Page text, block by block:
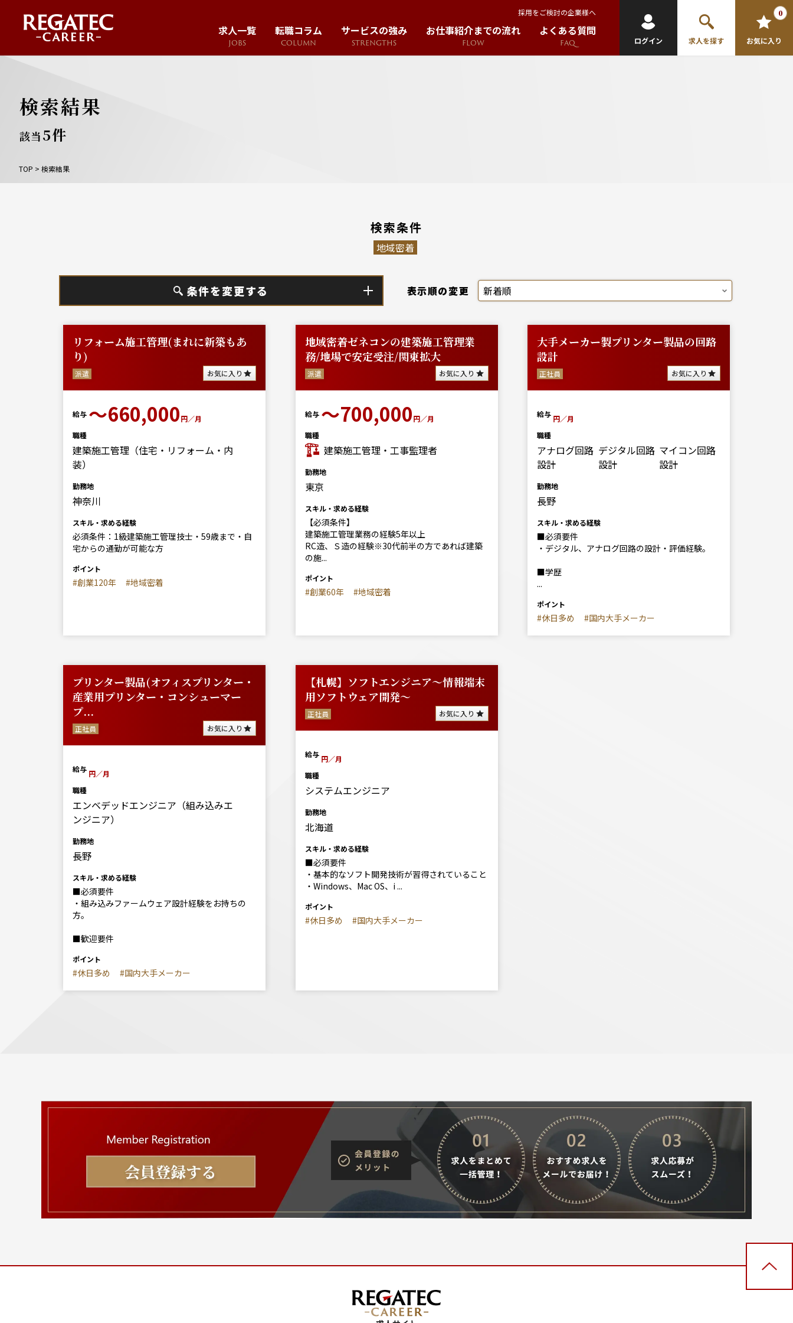
採用をご検討の企業様へ
求人一覧
JOBS
転職コラム
COLUMN
サービスの強み
STRENGTHS
お仕事紹介までの流れ
FLOW
よくある質問
FAQ ログイン 求人を探す お気に入り
0
検索結果
該当5件
TOP > 検索結果
検索条件
地域密着
条件を変更する 表示順の変更
リフォーム施工管理(まれに新築もあ
り)
派遣 お気に入り
給与 〜660,000円／月
職種
建築施工管理（住宅・リフォーム・内
装）
勤務地
神奈川
スキル・求める経験
必須条件：1級建築施工管理技士・59歳まで・自
宅からの通勤が可能な方
ポイント
#創業120年 #地域密着
地域密着ゼネコンの建築施工管理業
務/地場で安定受注/関東拡大
派遣 お気に入り
給与 〜700,000円／月
職種
建築施工管理・工事監理者
勤務地
東京
スキル・求める経験
【必須条件】
建築施工管理業務の経験5年以上
RC造、Ｓ造の経験※30代前半の方であれば建築
の施...
ポイント
#創業60年 #地域密着
大手メーカー製プリンター製品の回路
設計
正社員 お気に入り
給与 円／月
職種
アナログ回路
設計
デジタル回路
設計
マイコン回路
設計
勤務地
長野
スキル・求める経験
■必須要件
・デジタル、アナログ回路の設計・評価経験。
■学歴
...
ポイント
#休日多め #国内大手メーカー
プリンター製品(オフィスプリンター・
産業用プリンター・コンシューマー
プ...
正社員 お気に入り
給与 円／月
職種
エンベデッドエンジニア（組み込みエ
ンジニア）
勤務地
長野
スキル・求める経験
■必須要件
・組み込みファームウェア設計経験をお持ちの
方。
■歓迎要件
ポイント
#休日多め #国内大手メーカー
【札幌】ソフトエンジニア～情報端末
用ソフトウェア開発～
正社員 お気に入り
給与 円／月
職種
システムエンジニア
勤務地
北海道
スキル・求める経験
■必須要件
・基本的なソフト開発技術が習得されていること
・Windows、Mac OS、i ...
ポイント
#休日多め #国内大手メーカー